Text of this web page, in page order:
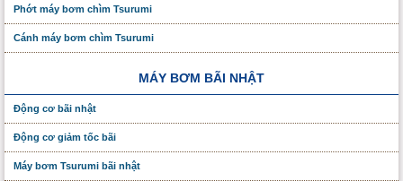
Phớt máy bơm chìm Tsurumi
Cánh máy bơm chìm Tsurumi
MÁY BƠM BÃI NHẬT
Động cơ bãi nhật
Động cơ giảm tốc bãi
Máy bơm Tsurumi bãi nhật